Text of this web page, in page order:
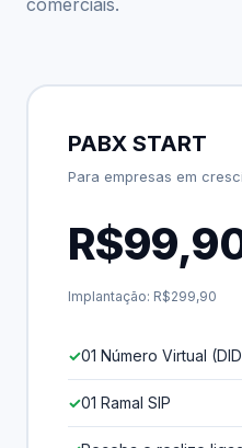
PABX START
Para empresas em
Implantação: R$299,90
01 Número Virtual
01 Ramal SIP